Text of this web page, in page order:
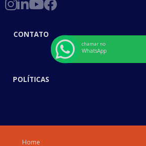
CONTATO
(11) 97858-7305
comercial@anvi.com.br
POLÍTICAS
Home
chamar no
WhatsApp